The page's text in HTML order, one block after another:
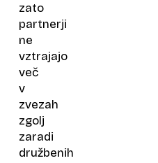
zato
partnerji
ne
vztrajajo
več
v
zvezah
zgolj
zaradi
družbenih